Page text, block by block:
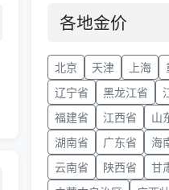
各地金价
北京 天津 上海
辽宁省
黑龙江省
福建省
江西省 山
湖南省
广东省 海
云南省
陕西省 甘